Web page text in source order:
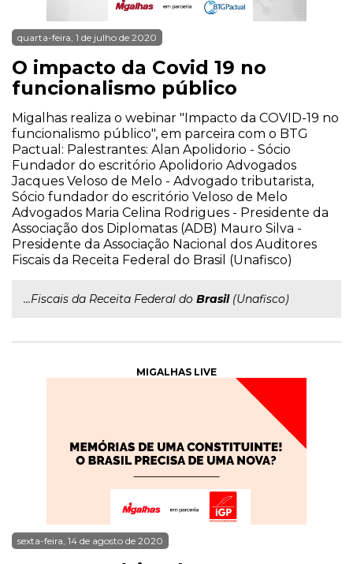
quarta-feira, 1 de julho de 2020
O impacto da Covid 19 no
funcionalismo público
Migalhas realiza o webinar "Impacto da COVID-19 no
funcionalismo público", em parceira com o BTG
Pactual: Palestrantes: Alan Apolidorio - Sócio
Fundador do escritório Apolidorio Advogados
Jacques Veloso de Melo - Advogado tributarista,
Sócio fundador do escritório Veloso de Melo
Advogados Maria Celina Rodrigues - Presidente da
Associação dos Diplomatas (ADB) Mauro Silva -
Presidente da Associação Nacional dos Auditores
Fiscais da Receita Federal do Brasil (Unafisco)
...Fiscais da Receita Federal do Brasil(Unafisco)
MIGALHAS LIVE
sexta-feira, 14 de agosto de 2020